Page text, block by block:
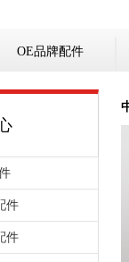
OE品牌配件
件
件